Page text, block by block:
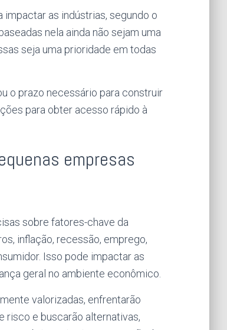
as indústrias, segundo o
nela ainda não sejam uma
seja uma prioridade em todas
o prazo necessário para construir
para obter acesso rápido à
empresas
sobre fatores-chave da
inflação, recessão, emprego,
Isso pode impactar as
geral no ambiente econômico.
valorizadas, enfrentarão
risco e buscarão alternativas,